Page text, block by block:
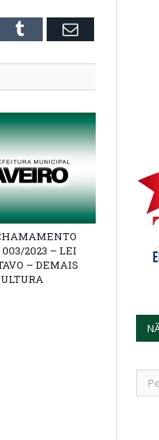
Tumblr Email
003/2023 – LEI
– DEMAIS